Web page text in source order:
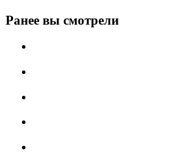
Ранее вы смотрели